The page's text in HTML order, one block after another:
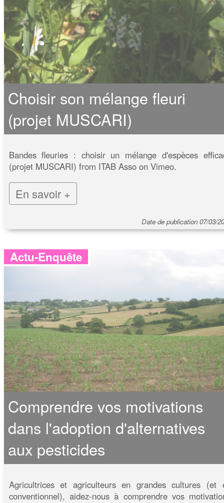
Choisir son mélange fleuri
(projet MUSCARI)
Bandes fleuries : choisir un mélange d'espèces
(projet MUSCARI) from ITAB Asso on Vimeo.
En savoir +
Date de publication 07/03/
Actu-Enquête
Comprendre vos motivations
dans l'adoption d'alternatives
aux pesticides
Agricultrices et agriculteurs en grandes cultures (et
conventionnel), aidez-nous à comprendre vos